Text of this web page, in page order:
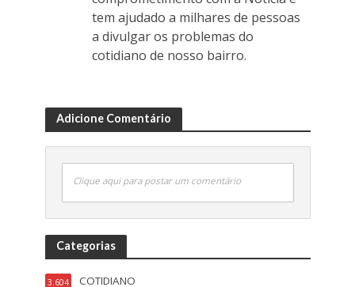
tem ajudado a milhares de pessoas
a divulgar os problemas do
cotidiano de nosso bairro.
Adicione Comentário
Clique aqui para postar um comentário
Categorias
COTIDIANO
3.604